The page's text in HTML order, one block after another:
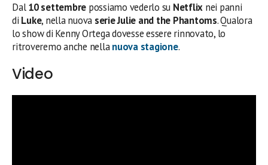
Dal10 settembre possiamo vederlo su Netflix nei panni
di Luke, nella nuova serie Julie and the Phantoms. Qualora
lo show di Kenny Ortega dovesse essere rinnovato, lo
ritroveremo anche nellanuova stagione.
Video